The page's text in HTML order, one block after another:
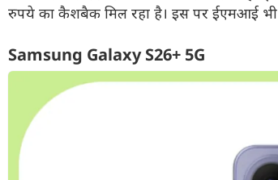
रुपये का कैशबैक मिल रहा है। इस पर ईएमआई भी
Samsung Galaxy S26+ 5G